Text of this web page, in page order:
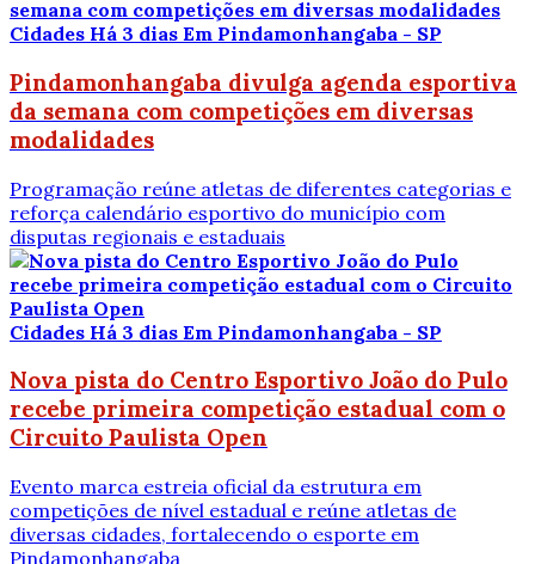
Cidades Há 3 dias Em Pindamonhangaba - SP
Pindamonhangaba divulga agenda esportiva
da semana com competições em diversas
modalidades
Programação reúne atletas de diferentes categorias e
reforça calendário esportivo do município com
disputas regionais e estaduais
Cidades Há 3 dias Em Pindamonhangaba - SP
Nova pista do Centro Esportivo João do Pulo
recebe primeira competição estadual com o
Circuito Paulista Open
Evento marca estreia oficial da estrutura em
competições de nível estadual e reúne atletas de
diversas cidades, fortalecendo o esporte em
Pindamonhangaba